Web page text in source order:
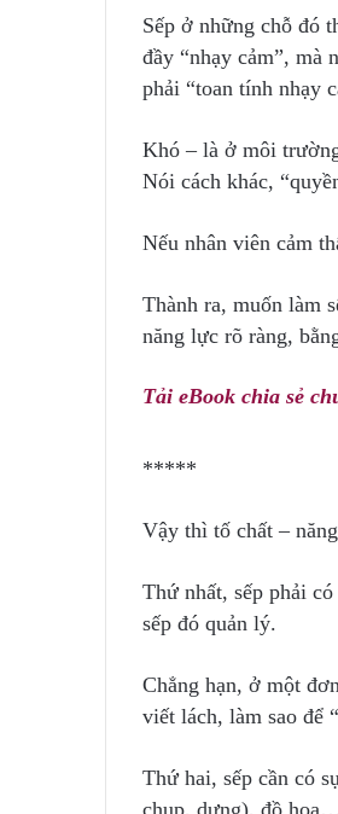
Sếp ở những chỗ đó
đầy “nhạy cảm”, mà
phải “toan tính nhạy
Khó – là ở môi
Nói cách khác,
Nếu nhân viên cảm
Thành ra, muốn làm
năng lực rõ ràng,
Tải eBook chia sẻ
*****
Vậy thì tố chất –
Thứ nhất, sếp phải
sếp đó quản lý.
Chẳng hạn, ở một
viết lách, làm sao để
Thứ hai, sếp cần có
chụp, dựng), đồ họa…